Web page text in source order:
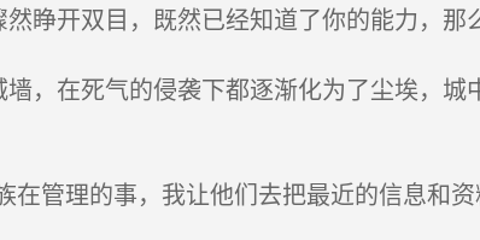
睁开双目，既然已经知道了你的能力，那
，在死气的侵袭下都逐渐化为了尘埃，城
管理的事，我让他们去把最近的信息和资